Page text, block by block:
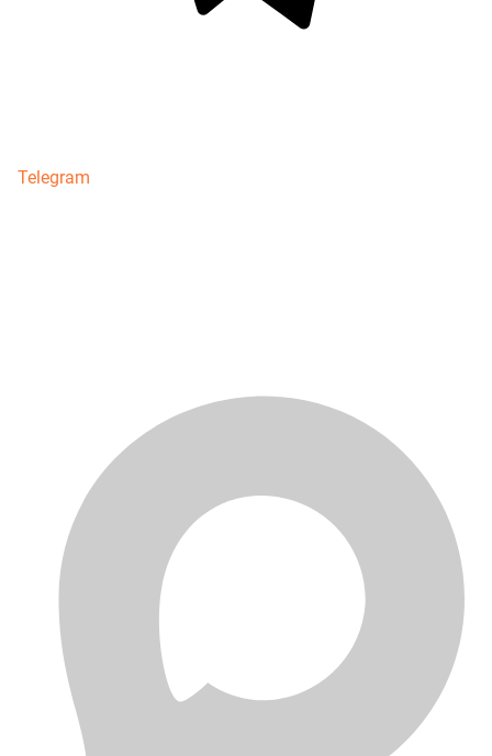
Telegram